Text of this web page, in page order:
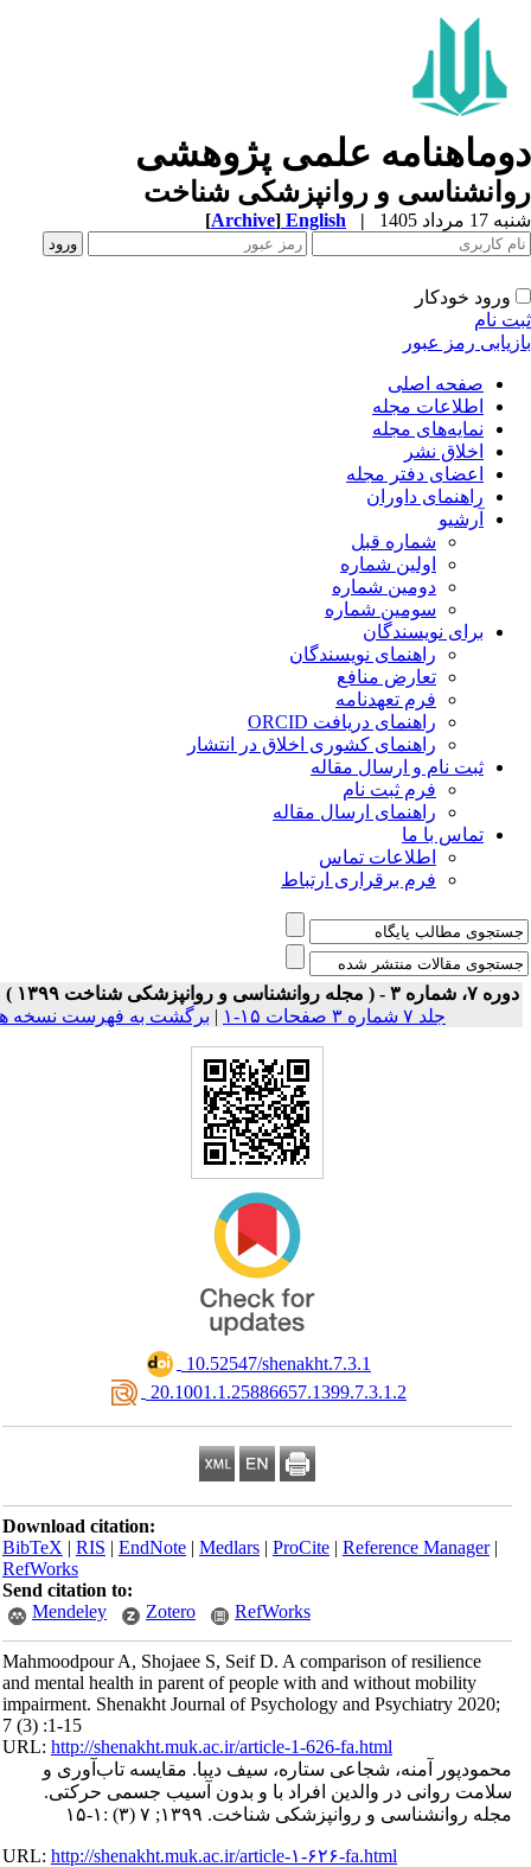
علمی پژوهشی
و روانپزشکی شناخت
مرداد 1405 |
English
[Archive]
ورود خودکار
نام
رمز عبور
صفحه اصلی
اطلاعات مجله
نمایه‌های مجله
اخلاق نشر
اعضای دفتر مجله
راهنمای داوران
آرشیو
شماره قبل
اولین شماره
دومین شماره
سومین شماره
برای نویسندگان
راهنمای نویسندگان
تعارض منافع
فرم تعهدنامه
راهنمای دریافت ORCID
راهنمای کشوری اخلاق در انتشار
ثبت نام و ارسال مقاله
فرم ثبت نام
راهنمای ارسال مقاله
تماس با ما
اطلاعات تماس
فرم برقراری ارتباط
شماره ۳ - ( مجله روانشناسی و روانپزشکی شناخت ۱۳۹۹ )
جلد ۷ شماره ۳ صفحات ۱۵-۱
| برگشت به فهرست نسخه ها
‎ 10.52547/shenakht.7.3.1
‎ 20.1001.1.25886657.1399.7.3.1.2
Download citation:
BibTeX|RIS|EndNote|Medlars|ProCite|Reference Manager
RefWorks
Send citation to:
Mendeley
Zotero RefWorks
Mahmoodpour A, Shojaee S, Seif D. A comparison of resilience
and mental health in parent of people with and without mobility
impairment. Shenakht Journal of Psychology and Psychiatry 2020;
7 (3) :1-15
URL:http://shenakht.muk.ac.ir/article-1-626-fa.html
محمودپور آمنه، شجاعی ستاره، سیف دیبا. مقایسه تاب‌آوری و
سلامت روانی در والدین افراد با و بدون آسیب جسمی حرکتی.
مجله روانشناسی و روانپزشکی شناخت. ۱۳۹۹; ۷ (۳) :۱-۱۵
URL:http://shenakht.muk.ac.ir/article-۱-۶۲۶-fa.html